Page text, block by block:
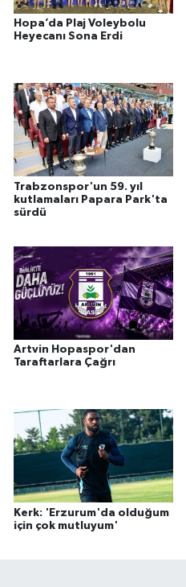
Hopa’da Plaj Voleybolu
Heyecanı Sona Erdi
Trabzonspor'un 59. yıl
kutlamaları Papara Park'ta
sürdü
Artvin Hopaspor'dan
Taraftarlara Çağrı
Kerk: 'Erzurum'da olduğum
için çok mutluyum'